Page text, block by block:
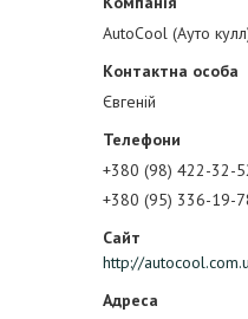
AutoCool (Ауто
Євгеній
+380 (98) 422-32-
+380 (95) 336-19-
http://